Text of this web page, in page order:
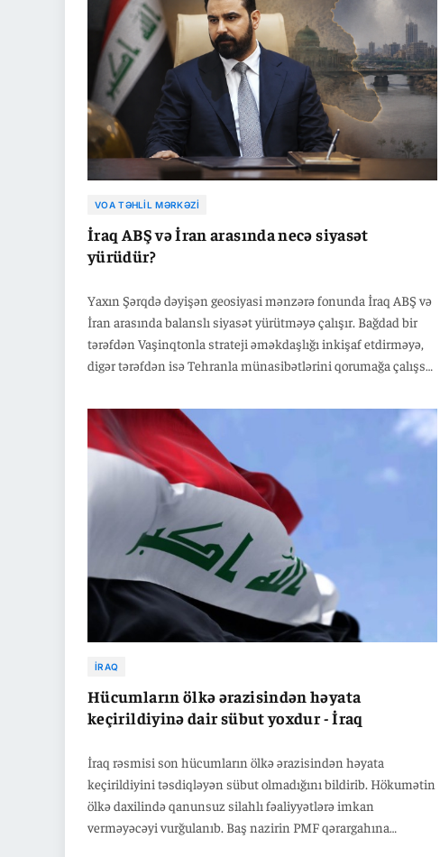
VOA TƏHLIL MƏRKƏZI
İraq ABŞ və İran arasında necə siyasət
yürüdür?
Yaxın Şərqdə dəyişən geosiyasi mənzərə fonunda İraq ABŞ və
İran arasında balanslı siyasət yürütməyə çalışır. Bağdad bir
tərəfdən Vaşinqtonla strateji əməkdaşlığı inkişaf etdirməyə,
digər tərəfdən isə Tehranla münasibətlərini qorumağa çalışsa
mürəkkəbləşdirir.
İRAQ
Hücumların ölkə ərazisindən həyata
keçirildiyinə dair sübut yoxdur - İraq
İraq rəsmisi son hücumların ölkə ərazisindən həyata
keçirildiyini təsdiqləyən sübut olmadığını bildirib. Hökumətin
ölkə daxilində qanunsuz silahlı fəaliyyətlərə imkan
verməyəcəyi vurğulanıb. Baş nazirin PMF qərargahına